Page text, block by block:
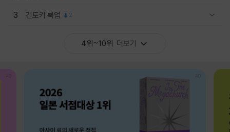
3 긴토키 룩업 2
4위~10위 더보기